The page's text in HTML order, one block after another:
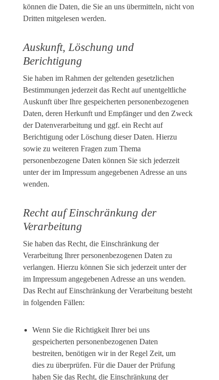
können die Daten, die Sie an uns übermitteln, nicht von
Dritten mitgelesen werden.
Auskunft, Löschung und
Berichtigung
Sie haben im Rahmen der geltenden gesetzlichen
Bestimmungen jederzeit das Recht auf unentgeltliche
Auskunft über Ihre gespeicherten personenbezogenen
Daten, deren Herkunft und Empfänger und den Zweck
der Datenverarbeitung und ggf. ein Recht auf
Berichtigung oder Löschung dieser Daten. Hierzu
sowie zu weiteren Fragen zum Thema
personenbezogene Daten können Sie sich jederzeit
unter der im Impressum angegebenen Adresse an uns
wenden.
Recht auf Einschränkung der
Verarbeitung
Sie haben das Recht, die Einschränkung der
Verarbeitung Ihrer personenbezogenen Daten zu
verlangen. Hierzu können Sie sich jederzeit unter der
im Impressum angegebenen Adresse an uns wenden.
Das Recht auf Einschränkung der Verarbeitung besteht
in folgenden Fällen:
Wenn Sie die Richtigkeit Ihrer bei uns
gespeicherten personenbezogenen Daten
bestreiten, benötigen wir in der Regel Zeit, um
dies zu überprüfen. Für die Dauer der Prüfung
haben Sie das Recht, die Einschränkung der